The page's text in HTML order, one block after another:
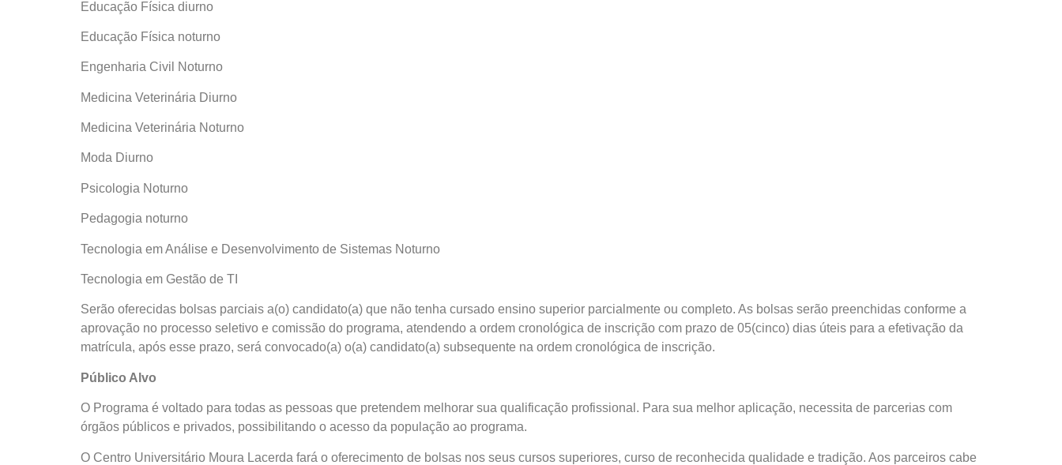
Educação Física diurno
Educação Física noturno
Engenharia Civil Noturno
Medicina Veterinária Diurno
Medicina Veterinária Noturno
Moda Diurno
Psicologia Noturno
Pedagogia noturno
Tecnologia em Análise e Desenvolvimento de Sistemas Noturno
Tecnologia em Gestão de TI
Serão oferecidas bolsas parciais a(o) candidato(a) que não tenha cursado ensino superior parcialmente ou completo. As bolsas serão preenchidas conforme a
aprovação no processo seletivo e comissão do programa, atendendo a ordem cronológica de inscrição com prazo de 05(cinco) dias úteis para a efetivação da
matrícula, após esse prazo, será convocado(a) o(a) candidato(a) subsequente na ordem cronológica de inscrição.
Público Alvo
O Programa é voltado para todas as pessoas que pretendem melhorar sua qualificação profissional. Para sua melhor aplicação, necessita de parcerias com
órgãos públicos e privados, possibilitando o acesso da população ao programa.
O Centro Universitário Moura Lacerda fará o oferecimento de bolsas nos seus cursos superiores, curso de reconhecida qualidade e tradição. Aos parceiros cabe